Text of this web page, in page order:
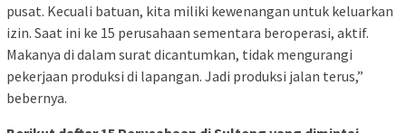
pusat. Kecuali batuan, kita miliki kewenangan untuk keluarkan
izin. Saat ini ke 15 perusahaan sementara beroperasi, aktif.
Makanya di dalam surat dicantumkan, tidak mengurangi
pekerjaan produksi di lapangan. Jadi produksi jalan terus,”
bebernya.